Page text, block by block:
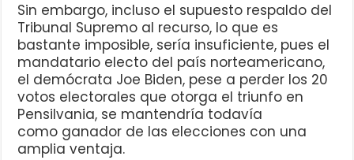
Sin embargo, incluso el supuesto respaldo del
Tribunal Supremo al recurso, lo que es
bastante imposible, sería insuficiente, pues el
mandatario electo del país norteamericano,
el demócrata Joe Biden, pese a perder los 20
votos electorales que otorga el triunfo en
Pensilvania, se mantendría todavía
como ganador de las elecciones con una
amplia ventaja.